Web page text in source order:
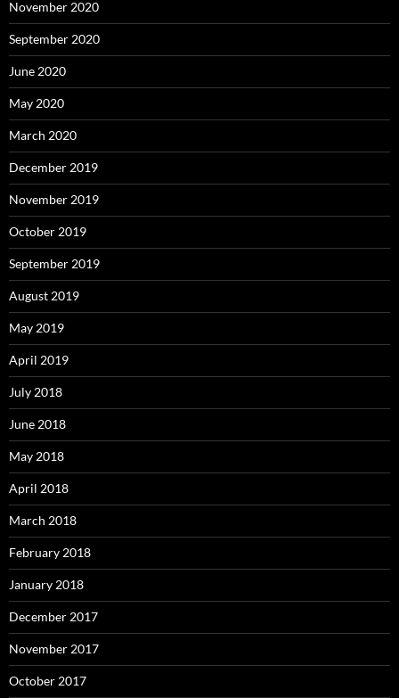
November 2020
September 2020
June 2020
May 2020
March 2020
December 2019
November 2019
October 2019
September 2019
August 2019
May 2019
April 2019
July 2018
June 2018
May 2018
April 2018
March 2018
February 2018
January 2018
December 2017
November 2017
October 2017